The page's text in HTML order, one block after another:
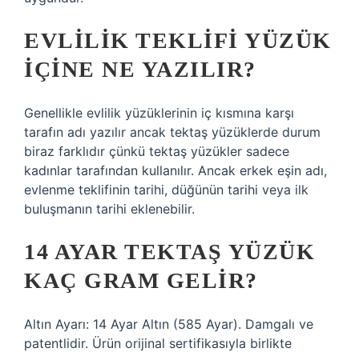
EVLILIK TEKLIFI YÜZÜK
IÇINE NE YAZILIR?
Genellikle evlilik yüzüklerinin iç kısmına karşı
tarafın adı yazılır ancak tektaş yüzüklerde durum
biraz farklıdır çünkü tektaş yüzükler sadece
kadınlar tarafından kullanılır. Ancak erkek eşin adı,
evlenme teklifinin tarihi, düğünün tarihi veya ilk
buluşmanın tarihi eklenebilir.
14 AYAR TEKTAŞ YÜZÜK
KAÇ GRAM GELIR?
Altın Ayarı: 14 Ayar Altın (585 Ayar). Damgalı ve
patentlidir. Ürün orijinal sertifikasıyla birlikte